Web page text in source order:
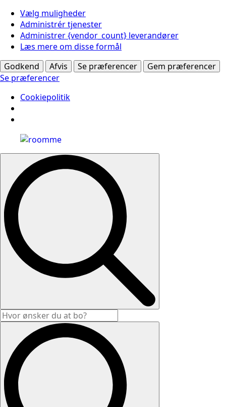
Vælg muligheder
Administrér tjenester
Administrer {vendor_count} leverandører
Læs mere om disse formål
Godkend
Afvis Se præferencer
Gem præferencer
Se præferencer
Cookiepolitik
Search